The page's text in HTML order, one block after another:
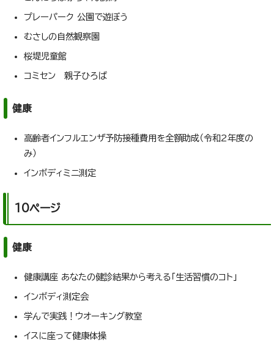
プレーパーク 公園で遊ぼう
むさしの自然観察園
桜堤児童館
コミセン 親子ひろば
健康
高齢者インフルエンザ予防接種費用を全額助成（令和2年度の
み）
インボディミニ測定
10ページ
健康
健康講座 あなたの健診結果から考える「生活習慣のコト」
インボディ測定会
学んで実践！ウオーキング教室
イスに座って健康体操